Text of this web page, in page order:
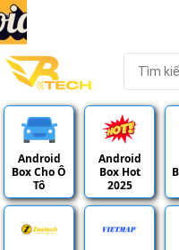
Android
Box Cho Ô
Tô
Android
Box Hot
2025